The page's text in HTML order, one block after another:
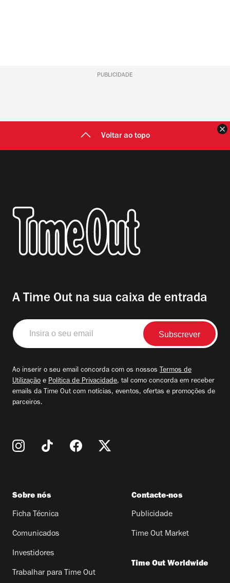
PUBLICIDADE
Voltar ao topo
A Time Out na sua caixa de entrada
Insira
o
seu
Ao inserir o seu email concorda com os nossos Termos de
Utilização e Política de Privacidade, tal como concorda em receber
emails da Time Out com notícias, eventos, ofertas e promoções de
parceiros.
Sobre nós
Ficha Técnica
Comunicados
Investidores
Trabalhar para Time Out
Contacte-nos
Publicidade
Time Out Market
Time Out Worldwide